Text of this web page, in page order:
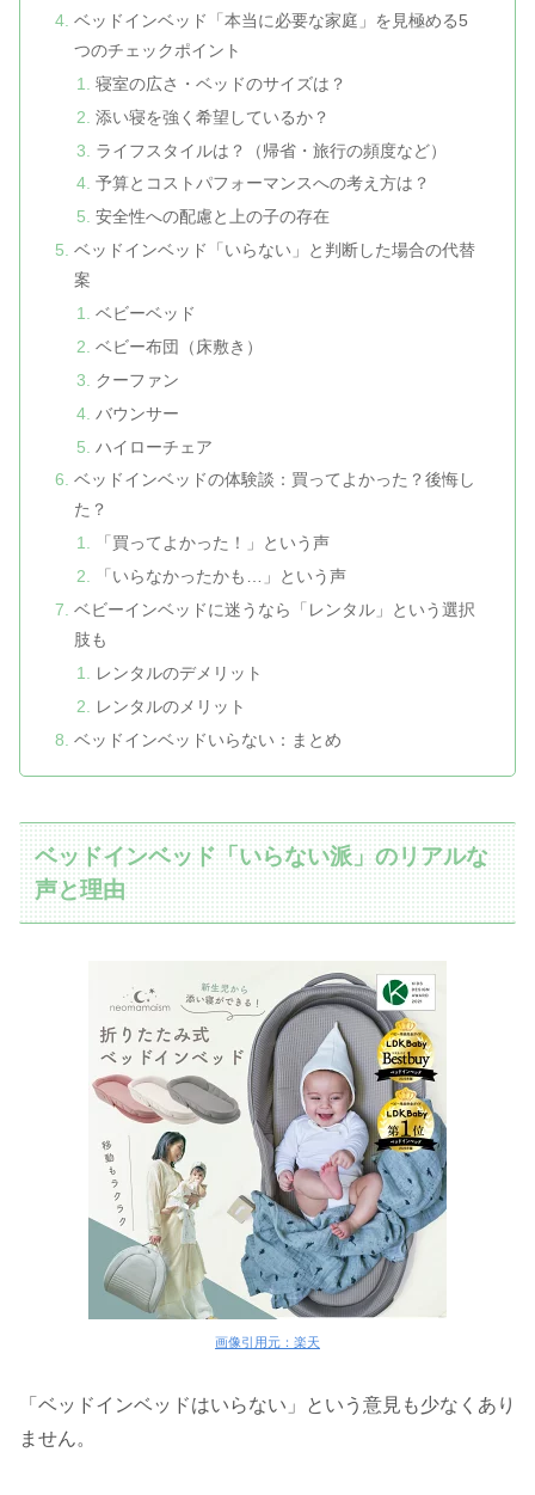
ベッドインベッド「本当に必要な家庭」を見極める5
つのチェックポイント
寝室の広さ・ベッドのサイズは？
添い寝を強く希望しているか？
ライフスタイルは？（帰省・旅行の頻度など）
予算とコストパフォーマンスへの考え方は？
安全性への配慮と上の子の存在
ベッドインベッド「いらない」と判断した場合の代替
案
ベビーベッド
ベビー布団（床敷き）
クーファン
バウンサー
ハイローチェア
ベッドインベッドの体験談：買ってよかった？後悔し
た？
「買ってよかった！」という声
「いらなかったかも…」という声
ベビーインベッドに迷うなら「レンタル」という選択
肢も
レンタルのデメリット
レンタルのメリット
ベッドインベッドいらない：まとめ
ベッドインベッド「いらない派」のリアルな
声と理由
画像引用元：楽天
「ベッドインベッドはいらない」という意見も少なくあり
ません。